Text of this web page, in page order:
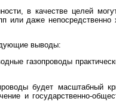
в качестве целей
или даже
выводы:
газопроводы
будет масштабный
и государственно-